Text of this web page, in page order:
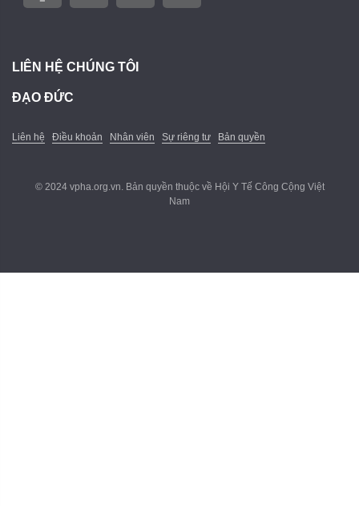
LIÊN HỆ CHÚNG TÔI
ĐẠO ĐỨC
Liên hệ Điều khoản Nhân viên Sự riêng tư Bản quyền
© 2024 vpha.org.vn. Bản quyền thuộc về Hội Y Tế Công Cộng Việt
Nam